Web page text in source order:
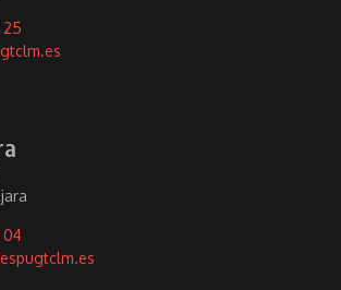
25
04